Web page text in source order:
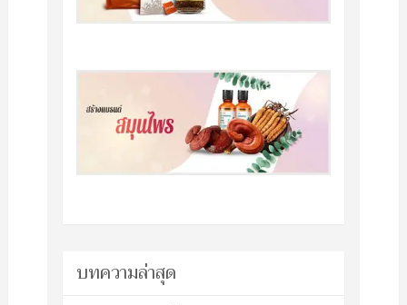
บทความล่าสุด